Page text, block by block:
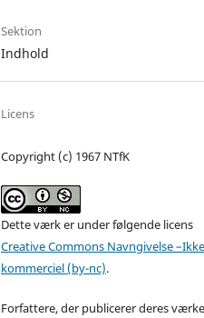
Sektion
Indhold
Licens
Copyright (c) 1967 NTfK
Dette værk er under følgende licens
Creative Commons Navngivelse
kommerciel (by-nc).
Forfattere, der publicerer deres